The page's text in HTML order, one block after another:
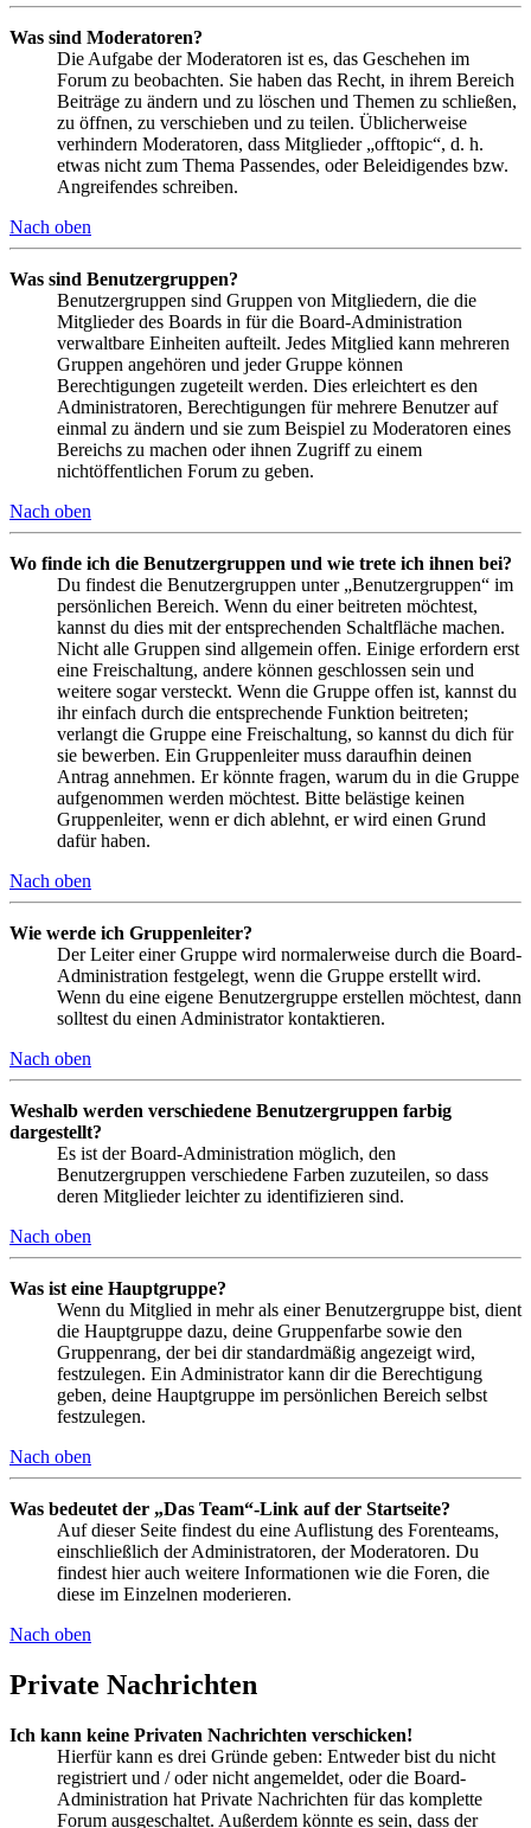
Was sind Moderatoren?
Die Aufgabe der Moderatoren ist es, das Geschehen im
Forum zu beobachten. Sie haben das Recht, in ihrem Bereich
Beiträge zu ändern und zu löschen und Themen zu schließen,
zu öffnen, zu verschieben und zu teilen. Üblicherweise
verhindern Moderatoren, dass Mitglieder „offtopic“, d. h.
etwas nicht zum Thema Passendes, oder Beleidigendes bzw.
Angreifendes schreiben.
Nach oben
Was sind Benutzergruppen?
Benutzergruppen sind Gruppen von Mitgliedern, die die
Mitglieder des Boards in für die Board-Administration
verwaltbare Einheiten aufteilt. Jedes Mitglied kann mehreren
Gruppen angehören und jeder Gruppe können
Berechtigungen zugeteilt werden. Dies erleichtert es den
Administratoren, Berechtigungen für mehrere Benutzer auf
einmal zu ändern und sie zum Beispiel zu Moderatoren eines
Bereichs zu machen oder ihnen Zugriff zu einem
nichtöffentlichen Forum zu geben.
Nach oben
Wo finde ich die Benutzergruppen und wie trete ich ihnen bei?
Du findest die Benutzergruppen unter „Benutzergruppen“ im
persönlichen Bereich. Wenn du einer beitreten möchtest,
kannst du dies mit der entsprechenden Schaltfläche machen.
Nicht alle Gruppen sind allgemein offen. Einige erfordern erst
eine Freischaltung, andere können geschlossen sein und
weitere sogar versteckt. Wenn die Gruppe offen ist, kannst du
ihr einfach durch die entsprechende Funktion beitreten;
verlangt die Gruppe eine Freischaltung, so kannst du dich für
sie bewerben. Ein Gruppenleiter muss daraufhin deinen
Antrag annehmen. Er könnte fragen, warum du in die Gruppe
aufgenommen werden möchtest. Bitte belästige keinen
Gruppenleiter, wenn er dich ablehnt, er wird einen Grund
dafür haben.
Nach oben
Wie werde ich Gruppenleiter?
Der Leiter einer Gruppe wird normalerweise durch die Board-
Administration festgelegt, wenn die Gruppe erstellt wird.
Wenn du eine eigene Benutzergruppe erstellen möchtest, dann
solltest du einen Administrator kontaktieren.
Nach oben
Weshalb werden verschiedene Benutzergruppen farbig
dargestellt?
Es ist der Board-Administration möglich, den
Benutzergruppen verschiedene Farben zuzuteilen, so dass
deren Mitglieder leichter zu identifizieren sind.
Nach oben
Was ist eine Hauptgruppe?
Wenn du Mitglied in mehr als einer Benutzergruppe bist, dient
die Hauptgruppe dazu, deine Gruppenfarbe sowie den
Gruppenrang, der bei dir standardmäßig angezeigt wird,
festzulegen. Ein Administrator kann dir die Berechtigung
geben, deine Hauptgruppe im persönlichen Bereich selbst
festzulegen.
Nach oben
Was bedeutet der „Das Team“-Link auf der Startseite?
Auf dieser Seite findest du eine Auflistung des Forenteams,
einschließlich der Administratoren, der Moderatoren. Du
findest hier auch weitere Informationen wie die Foren, die
diese im Einzelnen moderieren.
Nach oben
Private Nachrichten
Ich kann keine Privaten Nachrichten verschicken!
Hierfür kann es drei Gründe geben: Entweder bist du nicht
registriert und / oder nicht angemeldet, oder die Board-
Administration hat Private Nachrichten für das komplette
Forum ausgeschaltet. Außerdem könnte es sein, dass der